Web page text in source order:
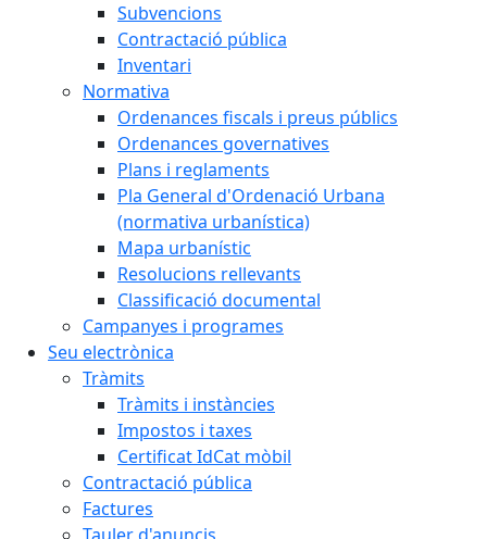
Subvencions
Contractació pública
Inventari
Normativa
Ordenances fiscals i preus públics
Ordenances governatives
Plans i reglaments
Pla General d'Ordenació Urbana
(normativa urbanística)
Mapa urbanístic
Resolucions rellevants
Classificació documental
Campanyes i programes
Seu electrònica
Tràmits
Tràmits i instàncies
Impostos i taxes
Certificat IdCat mòbil
Contractació pública
Factures